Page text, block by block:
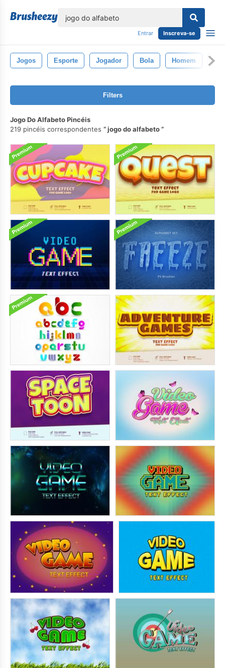
Entrar Inscreva-se
Jogos Esporte Jogador Bola Homem
Filters
Jogo Do Alfabeto Pincéis
219 pincéis correspondentes
jogo do alfabeto